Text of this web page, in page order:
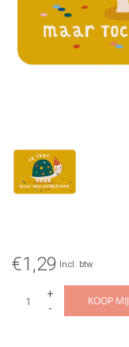
€1,29 Incl. btw
+
-
KOOP MIJ